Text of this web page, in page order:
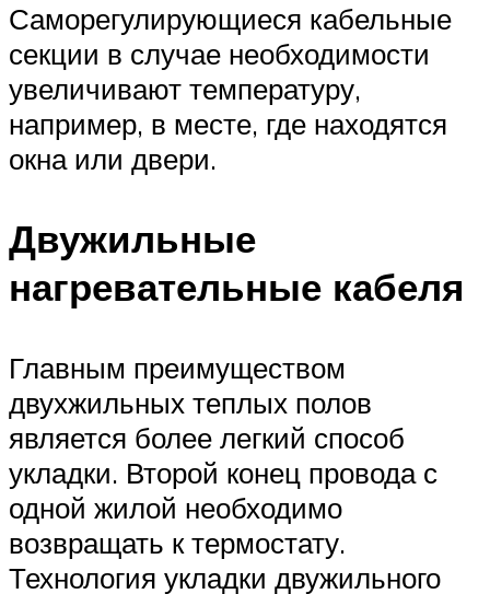
Саморегулирующиеся кабельные
секции в случае необходимости
увеличивают температуру,
например, в месте, где находятся
окна или двери.
Двужильные
нагревательные кабеля
Главным преимуществом
двухжильных теплых полов
является более легкий способ
укладки. Второй конец провода с
одной жилой необходимо
возвращать к термостату.
Технология укладки двужильного